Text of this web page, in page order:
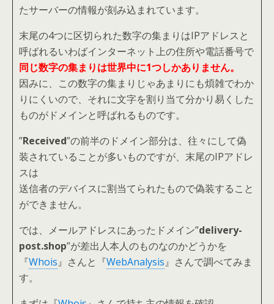
たサーバーの情報が刻み込まれています。
末尾の4つに区切られた数字の集まりはIPアドレスと
呼ばれるいわばインターネット上の住所や電話番号で
同じ数字の集まりは世界中に1つしかありません。
因みに、この数字の集まりじゃあまりにも煩雑でわか
りにくいので、それに文字を割り当て分かり易くした
ものがドメインと呼ばれるものです。
”Received”の前半のドメイン部分は、往々にして偽
装されていることが多いものですが、末尾のIPアドレ
スは
送信者のデバイスに割当てられたもので偽装すること
ができません。
では、メールアドレスにあったドメイン”delivery-
post.shop”が差出人本人のものなのかどうかを
『Whois』さんと『WebAnalysis』さんで調べてみま
す。